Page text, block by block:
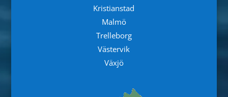
Kristianstad
Malmö
Trelleborg
Västervik
Växjö